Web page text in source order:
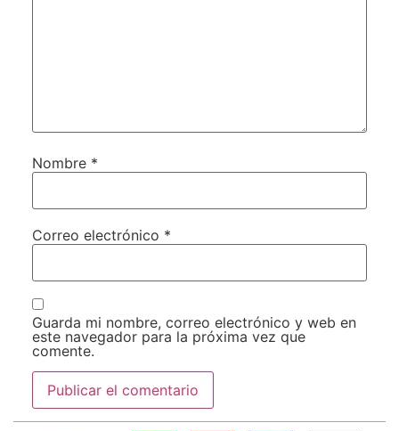
Nombre *
Correo electrónico *
Guarda mi nombre, correo electrónico y web en
este navegador para la próxima vez que
comente.